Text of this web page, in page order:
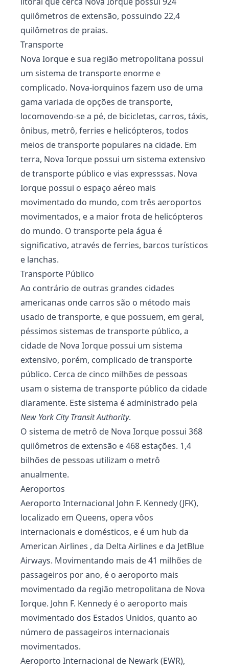
quilômetros de extensão, possuindo 22,4
quilômetros de praias.
Transporte
Nova Iorque e sua região metropolitana possui
um sistema de transporte enorme e
complicado. Nova-iorquinos fazem uso de uma
gama variada de opções de transporte,
locomovendo-se a pé, de bicicletas, carros, táxis,
ônibus, metrô, ferries e helicópteros, todos
meios de transporte populares na cidade. Em
terra, Nova Iorque possui um sistema extensivo
de transporte público e vias expresssas. Nova
Iorque possui o espaço aéreo mais
movimentado do mundo, com três aeroportos
movimentados, e a maior frota de helicópteros
do mundo. O transporte pela água é
significativo, através de ferries, barcos turísticos
e lanchas.
Transporte Público
Ao contrário de outras grandes cidades
americanas onde carros são o método mais
usado de transporte, e que possuem, em geral,
péssimos sistemas de transporte público, a
cidade de Nova Iorque possui um sistema
extensivo, porém, complicado de transporte
público. Cerca de cinco milhões de pessoas
usam o sistema de transporte público da cidade
diaramente. Este sistema é administrado pela
New York City Transit Authority.
O sistema de metrô de Nova Iorque possui 368
quilômetros de extensão e 468 estações. 1,4
bilhões de pessoas utilizam o metrô
anualmente.
Aeroportos
Aeroporto Internacional John F. Kennedy (JFK),
localizado em Queens, opera vôos
internacionais e domésticos, e é um hub da
American Airlines , da Delta Airlines e da JetBlue
Airways. Movimentando mais de 41 milhões de
passageiros por ano, é o aeroporto mais
movimentado da região metropolitana de Nova
Iorque. John F. Kennedy é o aeroporto mais
movimentado dos Estados Unidos, quanto ao
número de passageiros internacionais
movimentados.
Aeroporto Internacional de Newark (EWR),